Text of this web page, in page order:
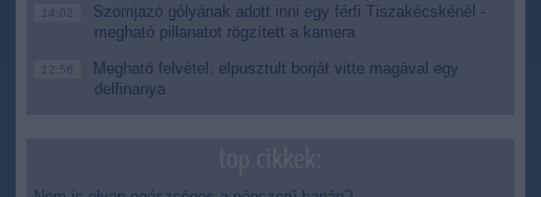
14:02
Szomjazó gólyának adott inni egy férfi Tiszakécskénél -
megható pillanatot rögzített a kamera
12:56
Megható felvétel: elpusztult borját vitte magával egy
delfinanya